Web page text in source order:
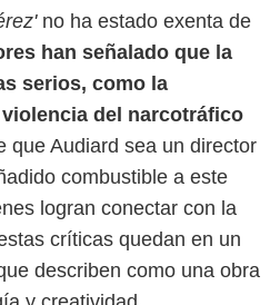
no ha estado exenta de
han señalado que la
serios, como la
del narcotráfico
que Audiard sea un director
combustible a este
logran conectar con la
críticas quedan en un
describen como una obra
Colombia